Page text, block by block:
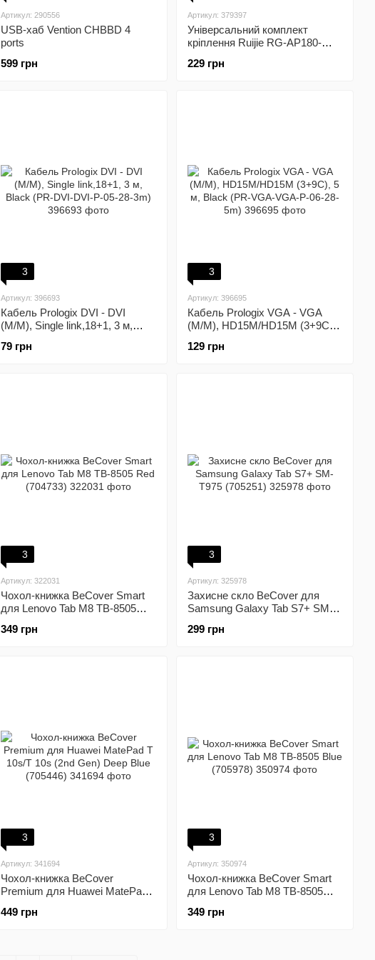
Артикул: 290556
USB-хаб Vention CHBBD 4
ports
599 грн
Артикул: 379397
Універсальний комплект
кріплення Ruijie RG-AP180-
AP180
229 грн
3
Артикул: 396693
Кабель Prologix DVI - DVI
(M/M), Single link,18+1, 3 м,
79 грн
3
Артикул: 396695
Кабель Prologix VGA - VGA
(M/M), HD15M/HD15M (3+9С),
28-5m)
129 грн
3
Артикул: 322031
Чохол-книжка BeCover Smart
для Lenovo Tab M8 TB-8505
349 грн
3
Артикул: 325978
Захисне скло BeCover для
Samsung Galaxy Tab S7+ SM-
299 грн
3
Артикул: 341694
Чохол-книжка BeCover
Premium для Huawei MatePad
Blue (705446)
449 грн
3
Артикул: 350974
Чохол-книжка BeCover Smart
для Lenovo Tab M8 TB-8505
349 грн